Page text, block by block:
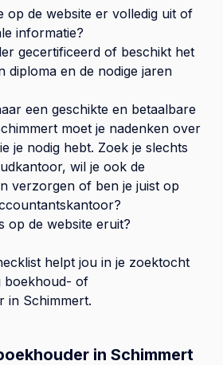
op de website er volledig uit of
informatie?
gecertificeerd of beschikt het
diploma en de nodige jaren
een geschikte en betaalbare
moet je nadenken over
je nodig hebt. Zoek je slechts
wil je ook de
verzorgen of ben je juist op
op de website eruit?
helpt jou in je zoektocht
boekhoud- of
in Schimmert.
in Schimmert